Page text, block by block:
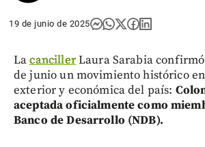
19 de junio de 2025
LacancillerLaura Sarabia confirmó
de junio un movimiento histórico
exterior y económica del país:
aceptada oficialmente como
Banco de Desarrollo (NDB).